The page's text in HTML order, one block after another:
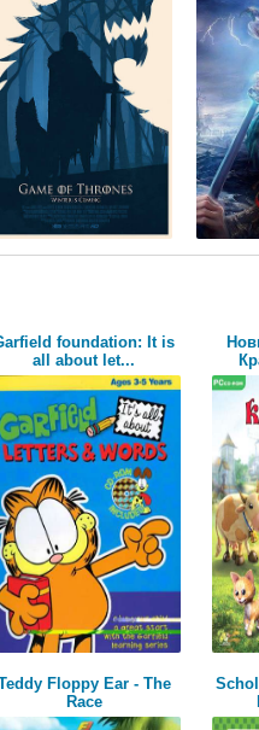
foundation: It is
all about let...
Floppy Ear - The
Race